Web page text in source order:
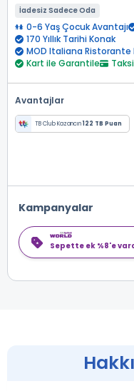
İadesiz Sadece Oda
0-6 Yaş Çocuk Avantajı
170 Yıllık Tarihi Konak
MOD Italiana
Kart ile Garantile
Avantajlar
TB Club Kazancın122 TB Puan
Kampanyalar
Sepette ek %8'e